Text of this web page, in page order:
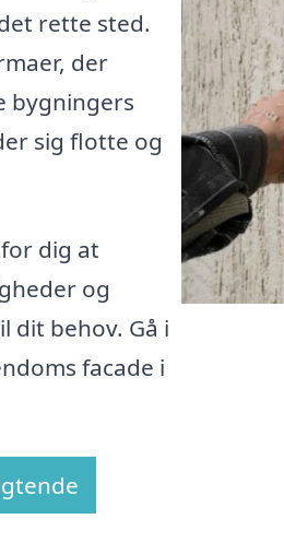
rette sted.
der
bygningers
sig flotte og
dig at
og
dit behov. Gå i
facade i